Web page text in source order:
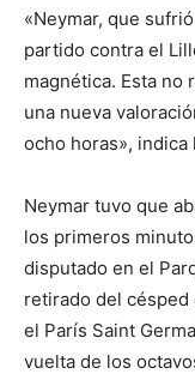
«Neymar, que
partido contra el
magnética. Esta no
una nueva
ocho horas», indica
Neymar tuvo que
los primeros
disputado en el
retirado del césped
el París Saint
vuelta de los